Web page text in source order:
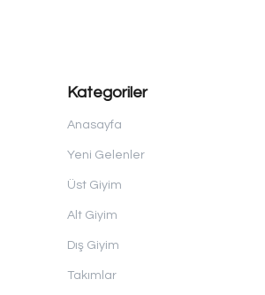
Kategoriler
Anasayfa
Yeni Gelenler
Üst Giyim
Alt Giyim
Dış Giyim
Takımlar